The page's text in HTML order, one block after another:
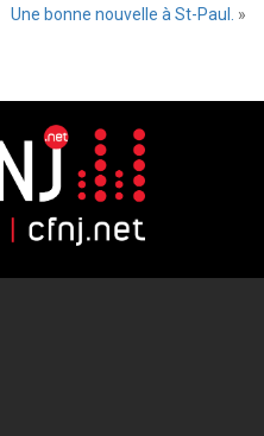
Une bonne nouvelle à St-Paul. »